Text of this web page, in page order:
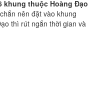
khung thuộc Hoàng Đạo
nên đặt vào khung
thì rút ngắn thời gian và